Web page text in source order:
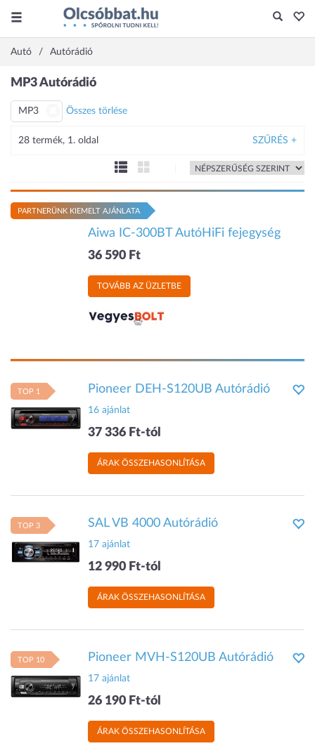
Autó Autórádió
MP3 Autórádió
MP3 Összes törlése
28 termék, 1. oldal SZŰRÉS +
PARTNERÜNK KIEMELT AJÁNLATA
Aiwa IC-300BT AutóHiFi fejegység
36 590 Ft
TOVÁBB AZ ÜZLETBE
TOP 1 Pioneer DEH-S120UB Autórádió
16 ajánlat
37 336 Ft-tól
ÁRAK ÖSSZEHASONLÍTÁSA
TOP 3 SAL VB 4000 Autórádió
17 ajánlat
12 990 Ft-tól
ÁRAK ÖSSZEHASONLÍTÁSA
TOP 10 Pioneer MVH-S120UB Autórádió
17 ajánlat
26 190 Ft-tól
ÁRAK ÖSSZEHASONLÍTÁSA